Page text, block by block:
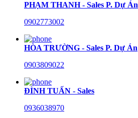
PHẠM THANH - Sales P. Dự Án
0902773002
HÒA TRƯỜNG - Sales P. Dự Án
0903809022
ĐÌNH TUẤN - Sales
0936038970